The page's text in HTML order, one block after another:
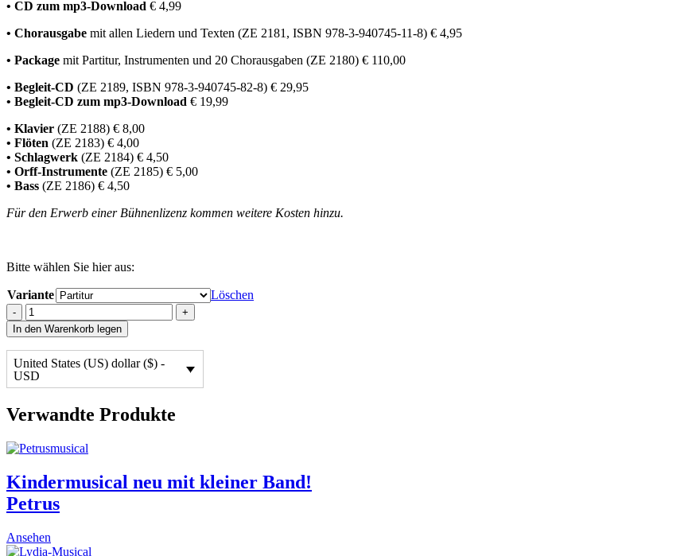
• CD zum mp3-Download € 4,99
• Chorausgabe mit allen Liedern und Texten (ZE 2181, ISBN 978-3-940745-11-8) € 4,95
• Package mit Partitur, Instrumenten und 20 Chorausgaben (ZE 2180) € 110,00
• Begleit-CD (ZE 2189, ISBN 978-3-940745-82-8) € 29,95
• Begleit-CD zum mp3-Download € 19,99
• Klavier (ZE 2188) € 8,00
• Flöten (ZE 2183) € 4,00
• Schlagwerk (ZE 2184) € 4,50
• Orff-Instrumente (ZE 2185) € 5,00
• Bass (ZE 2186) € 4,50
Für den Erwerb einer Bühnenlizenz kommen weitere Kosten hinzu.
Bitte wählen Sie hier aus:
Variante Löschen
-
Der
verlorene
Sohn
quantity
+
In den Warenkorb legen
United States (US) dollar ($) -
USD
Verwandte Produkte
Kindermusical neu mit kleiner Band!
Petrus
Ansehen
product